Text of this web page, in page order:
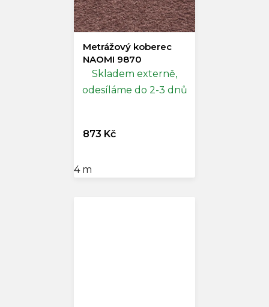
Metrážový koberec
NAOMI 9870
Skladem externě,
odesíláme do 2-3 dnů
873 Kč
4 m